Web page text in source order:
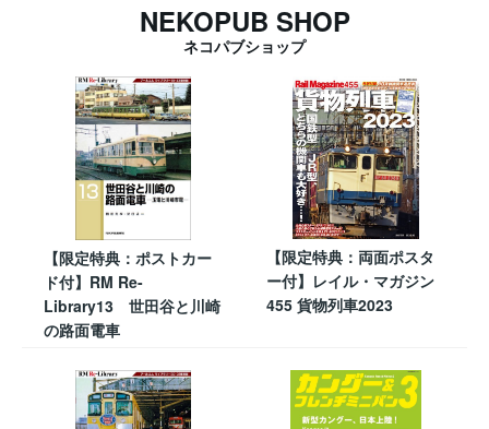
NEKOPUB SHOP
ネコパブショップ
【限定特典：ポストカー
ド付】RM Re-
Library13 世田谷と川崎
の路面電車
【限定特典：両面ポスタ
ー付】レイル・マガジン
455 貨物列車2023